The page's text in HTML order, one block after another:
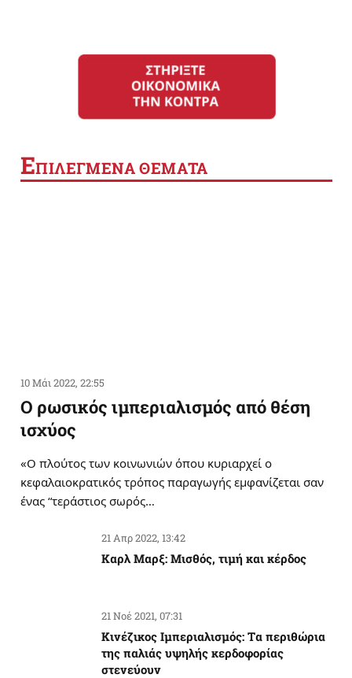
ΕΠΙΛΕΓΜΕΝΑ ΘΕΜΑΤΑ
10 Μάι 2022, 22:55
Ο ρωσικός ιμπεριαλισμός από θέση
ισχύος
«Ο πλούτος των κοινωνιών όπου κυριαρχεί ο
κεφαλαιοκρατικός τρόπος παραγωγής εμφανίζεται σαν
ένας “τεράστιος σωρός…
21 Απρ 2022, 13:42
Καρλ Μαρξ: Μισθός, τιμή και κέρδος
21 Νοέ 2021, 07:31
Κινέζικος Ιμπεριαλισμός: Tα περιθώρια
της παλιάς υψηλής κερδοφορίας
στενεύουν